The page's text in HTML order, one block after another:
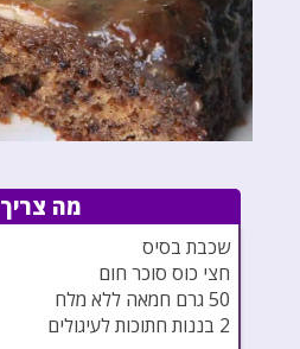
מה צריך
שכבת בסיס
חצי כוס סוכר חום
50 גרם חמאה ללא מלח
2 בננות חתוכות לעיגולים